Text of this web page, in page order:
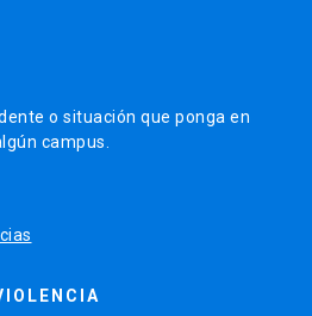
o situación que ponga en
campus.